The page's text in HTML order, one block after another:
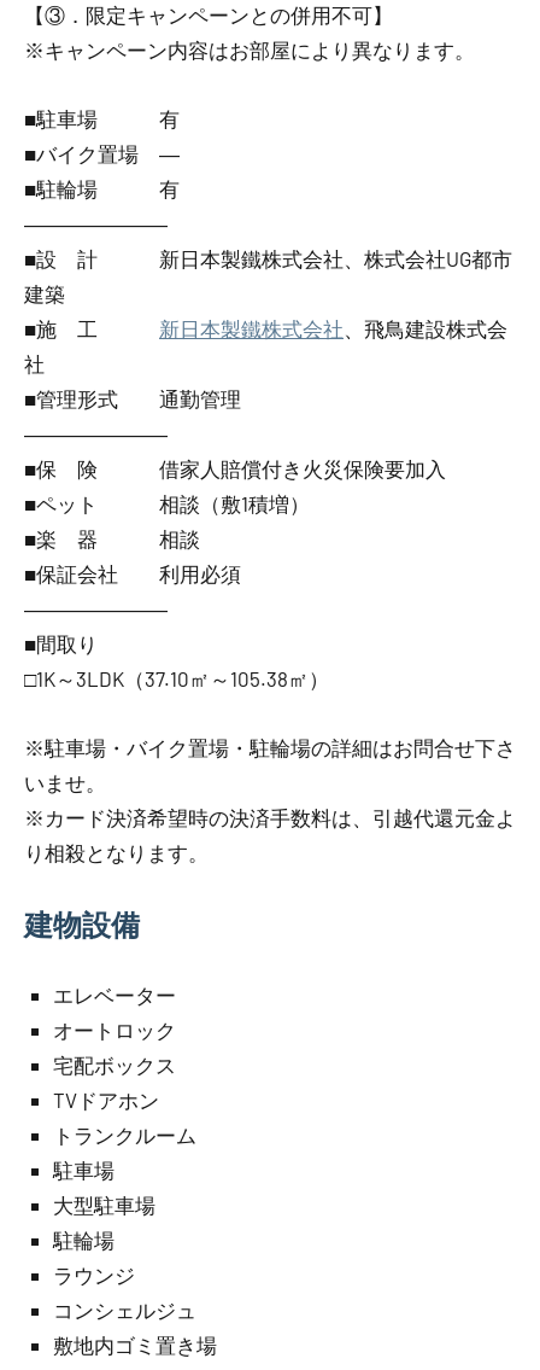
【③．限定キャンペーンとの併用不可】
※キャンペーン内容はお部屋により異なります。
■駐車場 有
■バイク置場 ―
■駐輪場 有
―――――――
■設 計 新日本製鐵株式会社、株式会社UG都市
建築
■施 工 新日本製鐵株式会社、飛鳥建設株式会
社
■管理形式 通勤管理
―――――――
■保 険 借家人賠償付き火災保険要加入
■ペット 相談（敷1積増）
■楽 器 相談
■保証会社 利用必須
―――――――
■間取り
□1K～3LDK（37.10㎡～105.38㎡）
※駐車場・バイク置場・駐輪場の詳細はお問合せ下さ
いませ。
※カード決済希望時の決済手数料は、引越代還元金よ
り相殺となります。
建物設備
エレベーター
オートロック
宅配ボックス
TVドアホン
トランクルーム
駐車場
大型駐車場
駐輪場
ラウンジ
コンシェルジュ
敷地内ゴミ置き場